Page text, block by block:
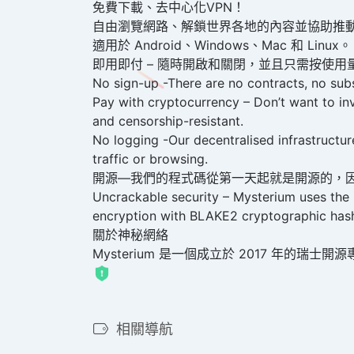
免費下載、去中心化VPN！
自由瀏覽網路、解鎖世界各地的內容並協助推
適用於 Android、Windows、Mac 和 Linux。
即用即付 – 隨時開啟和關閉，並且只需按使用
No sign-up -There are no contracts, no
Pay with cryptocurrency – Don’t want to
and censorship-resistant.
No logging -Our decentralised
traffic or browsing.
開源—我們的程式碼從第一天起就是開源的，
Uncrackable security – Mysterium uses
encryption with BLAKE2 cryptographic
關於神秘網絡
Mysterium 是一個成立於 2017 年的瑞士開
相關導航